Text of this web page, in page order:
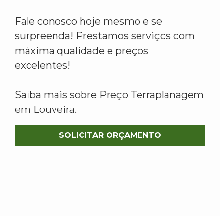
Fale conosco hoje mesmo e se
surpreenda! Prestamos serviços com
máxima qualidade e preços
excelentes!
Saiba mais sobre Preço Terraplanagem
em Louveira.
SOLICITAR ORÇAMENTO